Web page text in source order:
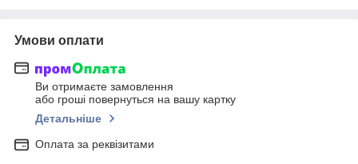
Умови оплати
Ви отримаєте замовлення
або гроші повернуться на вашу картку
Детальніше
Оплата за реквізитами